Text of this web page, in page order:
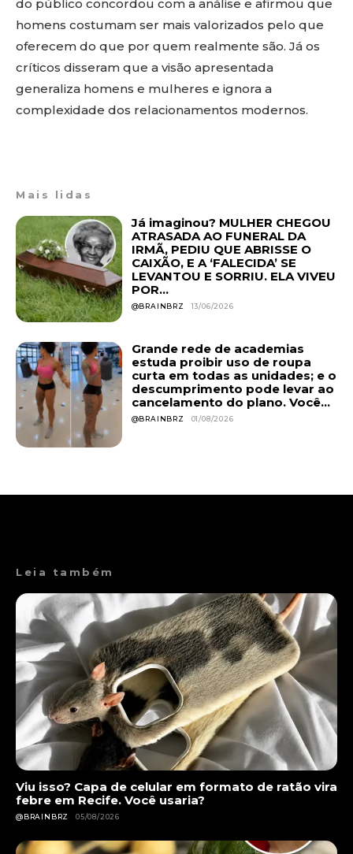
do público concordou com a análise e afirmou que
homens costumam ser mais valorizados pelo que
oferecem do que por quem realmente são. Já os
críticos disseram que a visão apresentada
generaliza homens e mulheres e ignora a
complexidade dos relacionamentos modernos.
Mais lidas
Já imaginou? MULHER CHEGOU
ATRASADA AO FUNERAL DA
IRMÃ, PEDIU QUE ABRISSE O
CAIXÃO, E A ‘FALECIDA’ SE
LEVANTOU E SORRIU. ELA VIVEU
POR...
@BRAINBRZ 13/06/2026
Grande rede de academias
estuda proibir uso de roupa
curta em todas as unidades; e o
descumprimento pode levar ao
cancelamento do plano. Você...
@BRAINBRZ 01/08/2026
Leia também
Viu isso? Capa de celular em formato de ratão vira
febre em Recife. Você usaria?
@BRAINBRZ 05/08/2026